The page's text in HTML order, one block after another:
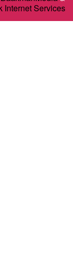
Internet Services